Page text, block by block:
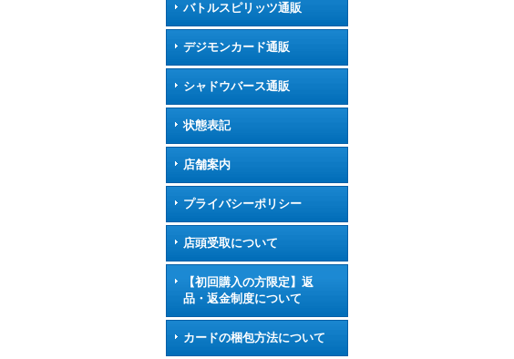
バトルスピリッツ通販
デジモンカード通販
シャドウバース通販
状態表記
店舗案内
プライバシーポリシー
店頭受取について
【初回購入の方限定】返
品・返金制度について
カードの梱包方法について